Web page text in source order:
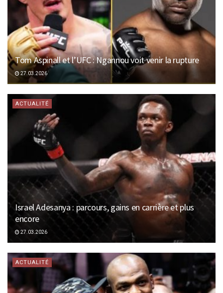
Tom Aspinall et l’UFC : Ngannou voit venir la rupture
27.03.2026
ACTUALITÉ
Israel Adesanya : parcours, gains en carrière et plus
encore
27.03.2026
ACTUALITÉ